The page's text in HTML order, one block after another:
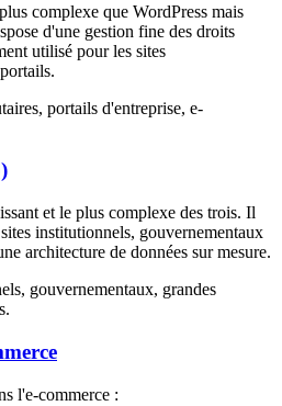
complexe que WordPress mais
d'une gestion fine des droits
utilisé pour les sites
portails d'entreprise, e-
et le plus complexe des trois. Il
institutionnels, gouvernementaux
architecture de données sur mesure.
gouvernementaux, grandes
l'e-commerce :